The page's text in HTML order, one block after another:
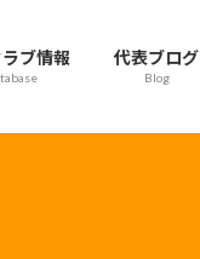
ブ情報 代表ブログ
Blog